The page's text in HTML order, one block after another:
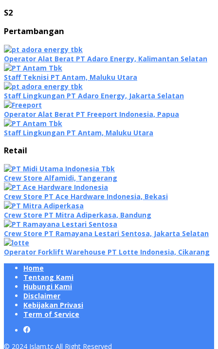
S2
Pertambangan
Operator Alat Berat PT Adaro Energy, Kalimantan Selatan
Staff Teknisi PT Antam, Maluku Utara
Staff Lingkungan PT Adaro Energy, Jakarta Selatan
Operator Alat Berat PT Freeport Indonesia, Papua
Staff Lingkungan PT Antam, Maluku Utara
Retail
Crew Store Alfamidi, Tangerang
Crew Store PT Ace Hardware Indonesia, Bekasi
Crew Store PT Mitra Adiperkasa, Bandung
Crew Store PT Ramayana Lestari Sentosa, Jakarta Selatan
Operator Forklift Warehouse PT Lotte Indonesia, Cikarang
Home
Tentang Kami
Hubungi Kami
Disclaimer
Kebijakan Privasi
Term of Service
© 2024 Islam.tc All Right Reserved